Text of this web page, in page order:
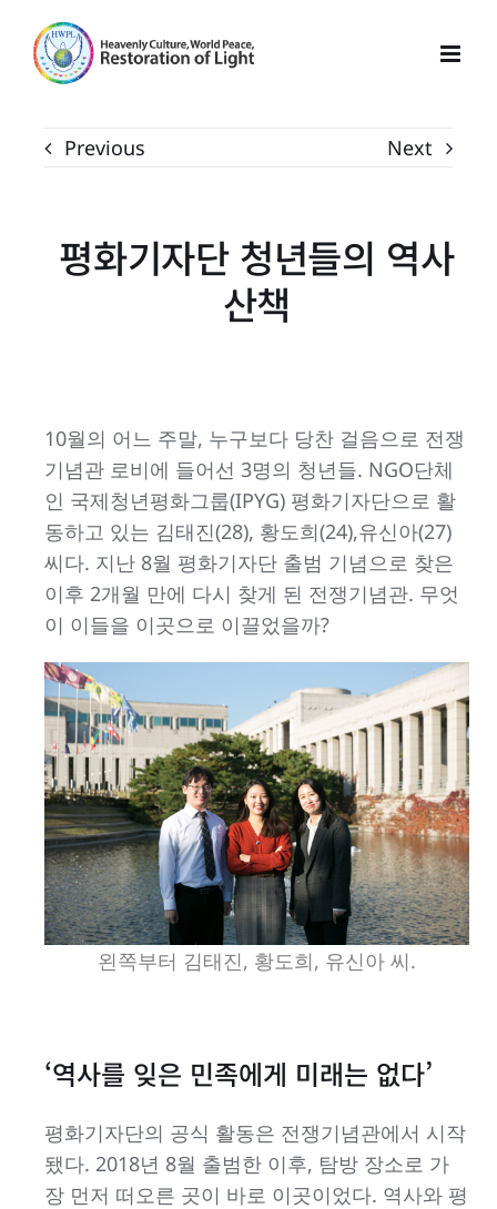
content
Previous Next
평화기자단 청년들의 역사
산책
10월의 어느 주말, 누구보다 당찬 걸음으로 전쟁
기념관 로비에 들어선 3명의 청년들. NGO단체
인 국제청년평화그룹(IPYG) 평화기자단으로 활
동하고 있는 김태진(28), 황도희(24),유신아(27)
씨다. 지난 8월 평화기자단 출범 기념으로 찾은
이후 2개월 만에 다시 찾게 된 전쟁기념관. 무엇
이 이들을 이곳으로 이끌었을까?
왼쪽부터 김태진, 황도희, 유신아 씨.
‘역사를 잊은 민족에게 미래는 없다’
평화기자단의 공식 활동은 전쟁기념관에서 시작
됐다. 2018년 8월 출범한 이후, 탐방 장소로 가
장 먼저 떠오른 곳이 바로 이곳이었다. 역사와 평